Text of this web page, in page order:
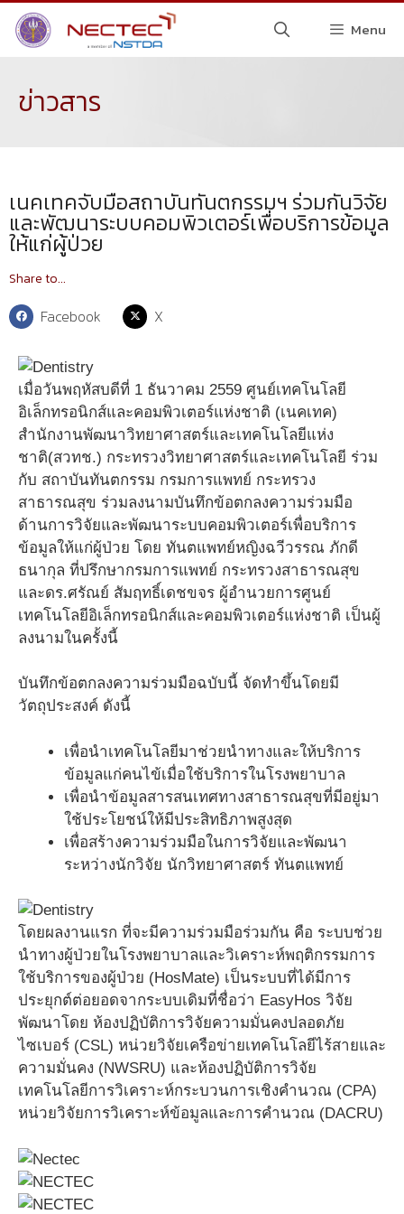
Menu
ข่าวสาร
เนคเทคจับมือสถาบันทันตกรรมฯ ร่วมกันวิจัย
และพัฒนาระบบคอมพิวเตอร์เพื่อบริการข้อมูล
ให้แก่ผู้ป่วย
Share to...
Facebook X
เมื่อวันพฤหัสบดีที่ 1 ธันวาคม 2559 ศูนย์เทคโนโลยี
อิเล็กทรอนิกส์และคอมพิวเตอร์แห่งชาติ (เนคเทค)
สำนักงานพัฒนาวิทยาศาสตร์และเทคโนโลยีแห่ง
ชาติ(สวทช.) กระทรวงวิทยาศาสตร์และเทคโนโลยี ร่วม
กับ สถาบันทันตกรรม กรมการแพทย์ กระทรวง
สาธารณสุข ร่วมลงนามบันทึกข้อตกลงความร่วมมือ
ด้านการวิจัยและพัฒนาระบบคอมพิวเตอร์เพื่อบริการ
ข้อมูลให้แก่ผู้ป่วย โดย ทันตแพทย์หญิงฉวีวรรณ ภักดี
ธนากุล ที่ปรึกษากรมการแพทย์ กระทรวงสาธารณสุข
และดร.ศรัณย์ สัมฤทธิ์เดชขจร ผู้อำนวยการศูนย์
เทคโนโลยีอิเล็กทรอนิกส์และคอมพิวเตอร์แห่งชาติ เป็นผู้
ลงนามในครั้งนี้
บันทึกข้อตกลงความร่วมมือฉบับนี้ จัดทำขึ้นโดยมี
วัตถุประสงค์ ดังนี้
เพื่อนำเทคโนโลยีมาช่วยนำทางและให้บริการ
ข้อมูลแก่คนไข้เมื่อใช้บริการในโรงพยาบาล
เพื่อนำข้อมูลสารสนเทศทางสาธารณสุขที่มีอยู่มา
ใช้ประโยชน์ให้มีประสิทธิภาพสูงสุด
เพื่อสร้างความร่วมมือในการวิจัยและพัฒนา
ระหว่างนักวิจัย นักวิทยาศาสตร์ ทันตแพทย์
โดยผลงานแรก ที่จะมีความร่วมมือร่วมกัน คือ ระบบช่วย
นำทางผู้ป่วยในโรงพยาบาลและวิเคราะห์พฤติกรรมการ
ใช้บริการของผู้ป่วย (HosMate) เป็นระบบที่ได้มีการ
ประยุกต์ต่อยอดจากระบบเดิมที่ชื่อว่า EasyHos วิจัย
พัฒนาโดย ห้องปฏิบัติการวิจัยความมั่นคงปลอดภัย
ไซเบอร์ (CSL) หน่วยวิจัยเครือข่ายเทคโนโลยีไร้สายและ
ความมั่นคง (NWSRU) และห้องปฏิบัติการวิจัย
เทคโนโลยีการวิเคราะห์กระบวนการเชิงคำนวณ (CPA)
หน่วยวิจัยการวิเคราะห์ข้อมูลและการคำนวณ (DACRU)